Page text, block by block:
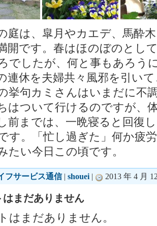
庭は、皐月やカエデ、馬酔
開です。春はほのぼのとし
でしたが、何と事もあろう
連休を夫婦共々風邪を引い
挙句カミさんはいまだに不
はついて行けるのですが、
前までは、一晩寝ると回復
す。「忙し過ぎた」何か疲
たい今日この頃です。
フサービス通信 | shouei | 2013 年 4 月
はまだありません
はまだありません。